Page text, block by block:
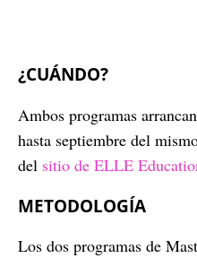
¿CUÁNDO?
Ambos programas
hasta septiembre del
del sitio de ELLE
METODOLOGÍA
Los dos programas de